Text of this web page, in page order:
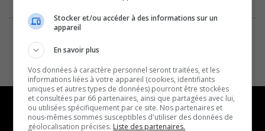
Stocker et/ou accéder à des informations sur un
appareil
En savoir plus
Vos données à caractère personnel seront traitées, et les
informations liées à votre appareil (cookies, identifiants
uniques et autres types de données) pourront être stockées
et consultées par 66 partenaires, ainsi que partagées avec lui,
ou utilisées spécifiquement par ce site. Nos partenaires et
nous-mêmes sommes susceptibles d'utiliser des données de
géolocalisation précises. Liste des partenaires.